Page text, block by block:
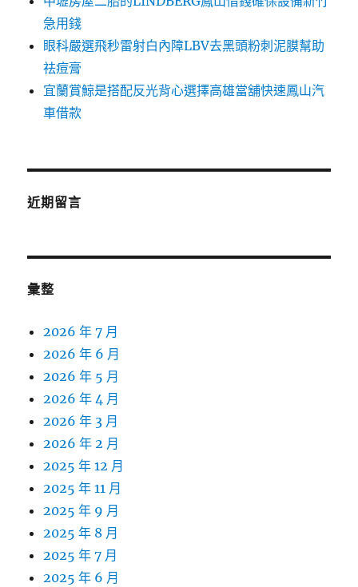
急用錢
眼科嚴選飛秒雷射白內障LBV去黑頭粉刺泥膜幫助
祛痘膏
宜蘭賞鯨是搭配反光背心選擇高雄當舖快速鳳山汽
車借款
近期留言
彙整
2026 年 7 月
2026 年 6 月
2026 年 5 月
2026 年 4 月
2026 年 3 月
2026 年 2 月
2025 年 12 月
2025 年 11 月
2025 年 9 月
2025 年 8 月
2025 年 7 月
2025 年 6 月